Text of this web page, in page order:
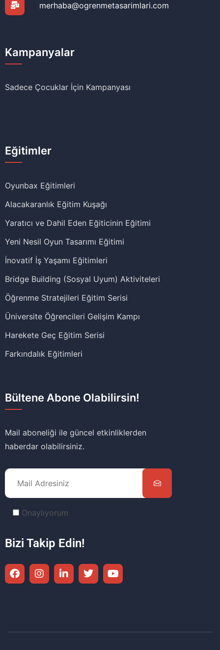
merhaba@ogrenmetasarimlari.com
Kampanyalar
Sadece Çocuklar İçin Kampanyası
Eğitimler
Oyunbax Eğitimleri
Alacakaranlık Eğitim Kuşağı
Yaratıcı ve Dahil Eden Eğiticinin Eğitimi
Yeni Nesil Oyun Tasarımı Eğitimi
İnovatif İş Yaşamı Eğitimleri
Bridge Building (Sosyal Uyum) Aktiviteleri
Öğrenme Stratejileri Eğitim Serisi
Üniversite Öğrencileri Gelişim Kampı
Harekete Geç Eğitim Serisi
Farkındalık Eğitimleri
Bültene Abone Olabilirsin!
Mail aboneliği ile güncel etkinliklerden
haberdar olabilirsiniz.
Onaylıyorum
Bizi Takip Edin!